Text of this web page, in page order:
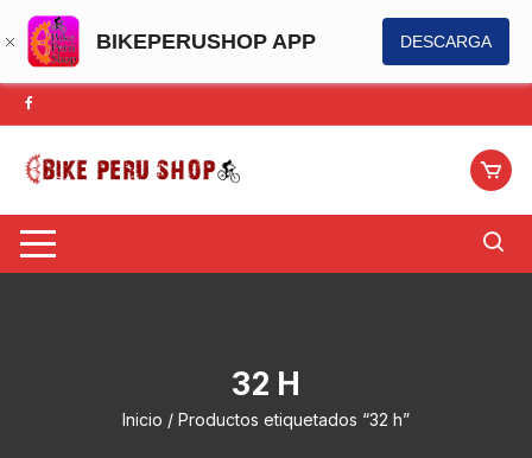
BIKEPERUSHOP APP DESCARGA
Saltar
al
contenido
32 H
Inicio / Productos etiquetados “32 h”